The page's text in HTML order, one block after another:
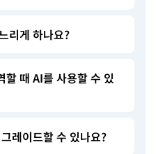
리게 하나요?
때 AI를 사용할 수 있
레이드할 수 있나요?